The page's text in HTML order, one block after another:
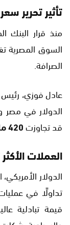
تأثير تحرير
منذ قرار
السوق المصرية
الصرافة.
عادل فوزي، رئيس
الدولار في مصر
قد تجاوزت420 مليون جنيه
العملات الأكثر
الدولار
تداولًا في
قيمة تبادلية